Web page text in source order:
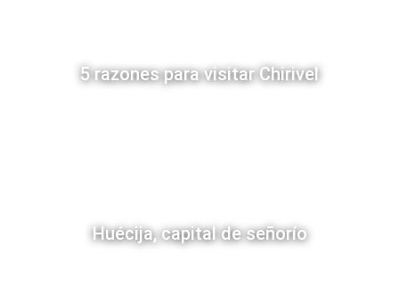
5 razones para visitar Chirivel
Huécija, capital de señorío